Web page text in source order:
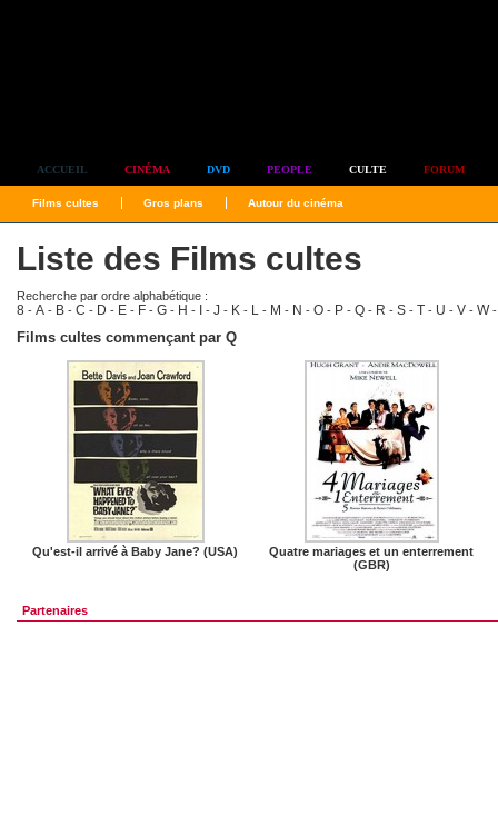
ACCUEIL CINÉMA DVD PEOPLE CULTE FORUM
Films cultes Gros plans Autour du cinéma
Liste des Films cultes
Recherche par ordre alphabétique :
8 - A - B - C - D - E - F - G - H - - J - K - L - M - N - O - P - Q - R - S - T - U - V - W
Films cultes commençant par Q
Qu'est-il arrivé à Baby Jane? (USA)
Quatre mariages et un enterrement
(GBR)
Partenaires